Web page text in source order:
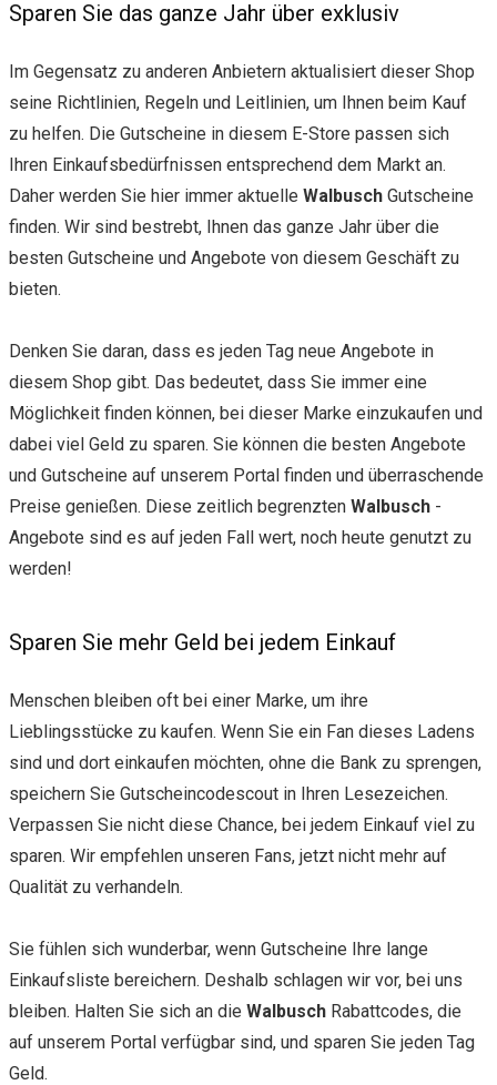
Sparen Sie das ganze Jahr über exklusiv
Im Gegensatz zu anderen Anbietern aktualisiert dieser Shop
seine Richtlinien, Regeln und Leitlinien, um Ihnen beim Kauf
zu helfen. Die Gutscheine in diesem E-Store passen sich
Ihren Einkaufsbedürfnissen entsprechend dem Markt an.
Daher werden Sie hier immer aktuelle Walbusch Gutscheine
finden. Wir sind bestrebt, Ihnen das ganze Jahr über die
besten Gutscheine und Angebote von diesem Geschäft zu
bieten.
Denken Sie daran, dass es jeden Tag neue Angebote in
diesem Shop gibt. Das bedeutet, dass Sie immer eine
Möglichkeit finden können, bei dieser Marke einzukaufen und
dabei viel Geld zu sparen. Sie können die besten Angebote
und Gutscheine auf unserem Portal finden und überraschende
Preise genießen. Diese zeitlich begrenzten Walbusch -
Angebote sind es auf jeden Fall wert, noch heute genutzt zu
werden!
Sparen Sie mehr Geld bei jedem Einkauf
Menschen bleiben oft bei einer Marke, um ihre
Lieblingsstücke zu kaufen. Wenn Sie ein Fan dieses Ladens
sind und dort einkaufen möchten, ohne die Bank zu sprengen,
speichern Sie Gutscheincodescout in Ihren Lesezeichen.
Verpassen Sie nicht diese Chance, bei jedem Einkauf viel zu
sparen. Wir empfehlen unseren Fans, jetzt nicht mehr auf
Qualität zu verhandeln.
Sie fühlen sich wunderbar, wenn Gutscheine Ihre lange
Einkaufsliste bereichern. Deshalb schlagen wir vor, bei uns
bleiben. Halten Sie sich an die Walbusch Rabattcodes, die
auf unserem Portal verfügbar sind, und sparen Sie jeden Tag
Geld.